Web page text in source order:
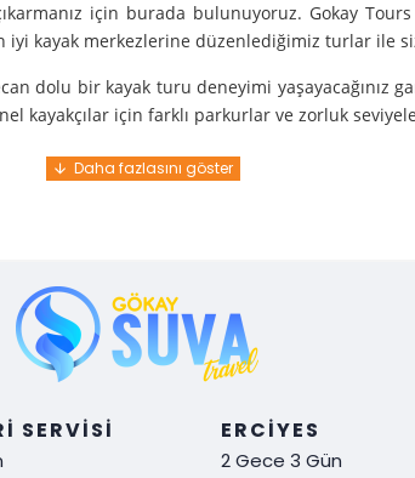
için burada bulunuyoruz. Gokay
iyi kayak merkezlerine düzenlediğimiz turlar ile
dolu bir kayak turu deneyimi yaşayacağınız
kayakçılar için farklı parkurlar ve zorluk
ekipmanlarla ve uzman rehberlerle sizi güvenle
önceden planlayarak, size özel, rahat ve
SERVISI ERCIYES
2 Gece 3 Gün